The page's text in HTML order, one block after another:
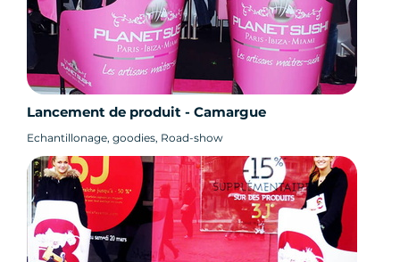
Lancement de produit - Camargue
Echantillonage, goodies, Road-show